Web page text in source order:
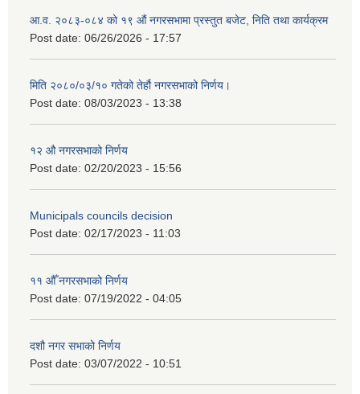
आ.व. २०८३-०८४ को १९ औं नगरसभामा प्रस्तुत बजेट, निति तथा कार्यक्रम
Post date: 06/26/2026 - 17:57
मिति २०८०/०३/१० गतेको तेर्हौ नगरसभाको निर्णय।
Post date: 08/03/2023 - 13:38
१२ औ नगरसभाको निर्णय
Post date: 02/20/2023 - 15:56
Municipals councils decision
Post date: 02/17/2023 - 11:03
११ ‌औँ नगरसभाको निर्णय
Post date: 07/19/2022 - 04:05
दशौ नगर सभाको निर्णय
Post date: 03/07/2022 - 10:51